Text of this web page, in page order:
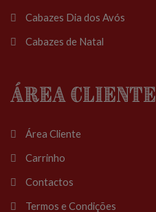
Cabazes Dia dos Avós
Cabazes de Natal
Área Cliente
Área Cliente
Carrinho
Contactos
Termos e Condições